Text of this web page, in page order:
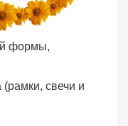
формы,
свечи и